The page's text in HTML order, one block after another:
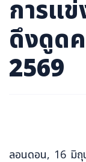
การแข่
ดึงดูด
2569
ลอนดอน, 16 มิถุ